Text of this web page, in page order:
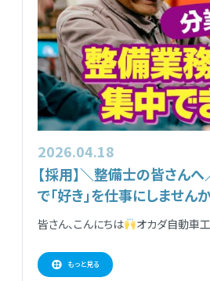
2026.04.18
【採用】＼整備士の皆さん
で「好き」を仕事にしません
皆さん、こんにちは オカダ自動車
もっと見る